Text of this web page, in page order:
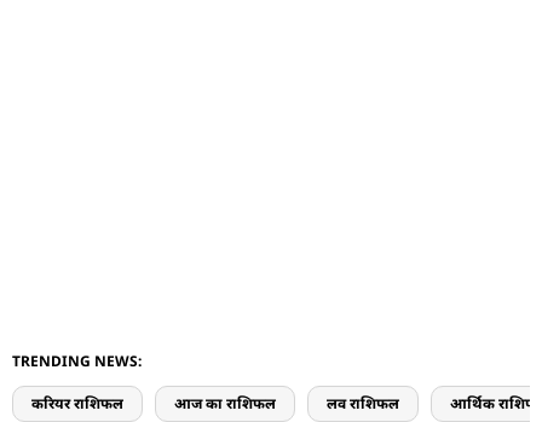
TRENDING NEWS:
करियर राशिफल आज का राशिफल लव राशिफल आर्थिक